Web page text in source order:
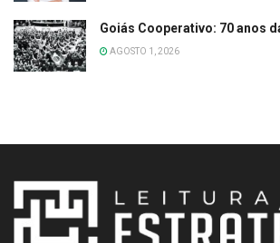
Goiás Cooperativo: 70 anos
AGOSTO 1, 2026